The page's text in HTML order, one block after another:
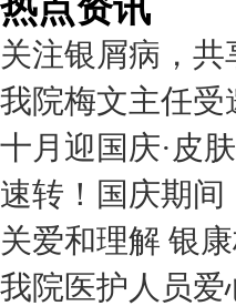
关注银屑病，共
我院梅文主任受
十月迎国庆·皮
速转！国庆期
关爱和理解 银
我院医护人员爱